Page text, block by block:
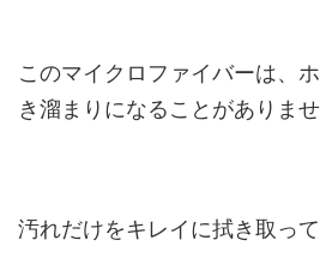
このマイクロファイバーは、
き溜まりになることがありませ
汚れだけをキレイに拭き取って